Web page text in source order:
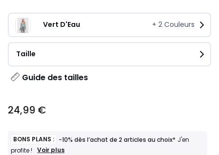
Vert D'Eau + 2 Couleurs
Taille
Guide des tailles
€.
24,99 €
BONS PLANS : -10% dès l’achat de 2 articles au choix* J'en
profite !
BONS
Voir plus